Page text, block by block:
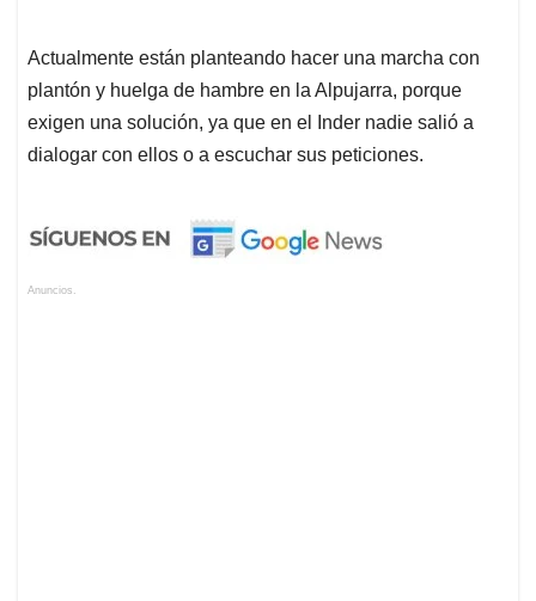
Actualmente están planteando hacer una marcha con
plantón y huelga de hambre en la Alpujarra, porque
exigen una solución, ya que en el Inder nadie salió a
dialogar con ellos o a escuchar sus peticiones.
Anuncios.